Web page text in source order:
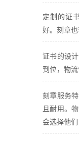
定制的证
好。刻章也
证书的设
到位，物流
刻章服务
且耐用。
会选择他们